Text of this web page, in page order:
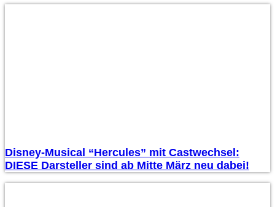
Disney-Musical “Hercules” mit Castwechsel:
DIESE Darsteller sind ab Mitte März neu dabei!